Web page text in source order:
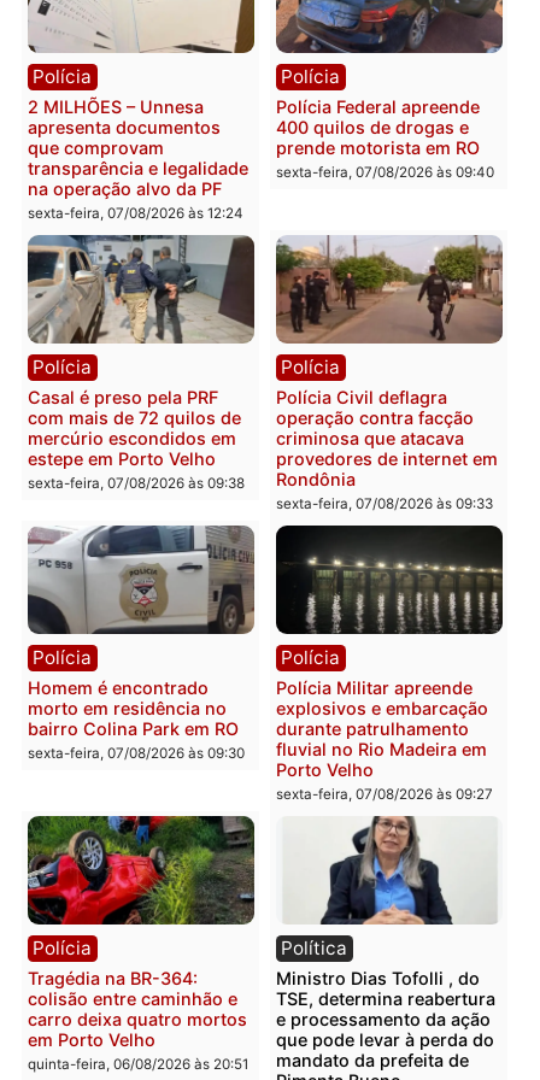
Política
Marcos Rogério apresenta
Plano de Governo com
228 projetos, metas
públicas e
acompanhamento de
resultados
sexta-feira, 07/08/2026 às 18:49
Política
Eleições 2026: Pastor
Evanildo pode ser o
primeiro pastor de
sexta-feira, 07/08/2026 às
Polícia
2 MILHÕES – Unnesa
que comprovam
transparência e legalidade
na operação alvo da PF
sexta-feira, 07/08/2026 às 12:24
Polícia
Polícia Federal apreende
400 quilos de drogas e
prende motorista em RO
sexta-feira, 07/08/2026 às
Polícia
com mais de 72 quilos de
mercúrio escondidos em
estepe em Porto Velho
sexta-feira, 07/08/2026 às 09:38
Polícia
Polícia Civil deflagra
operação contra facção
criminosa que atacava
provedores de internet
Rondônia
sexta-feira, 07/08/2026 às